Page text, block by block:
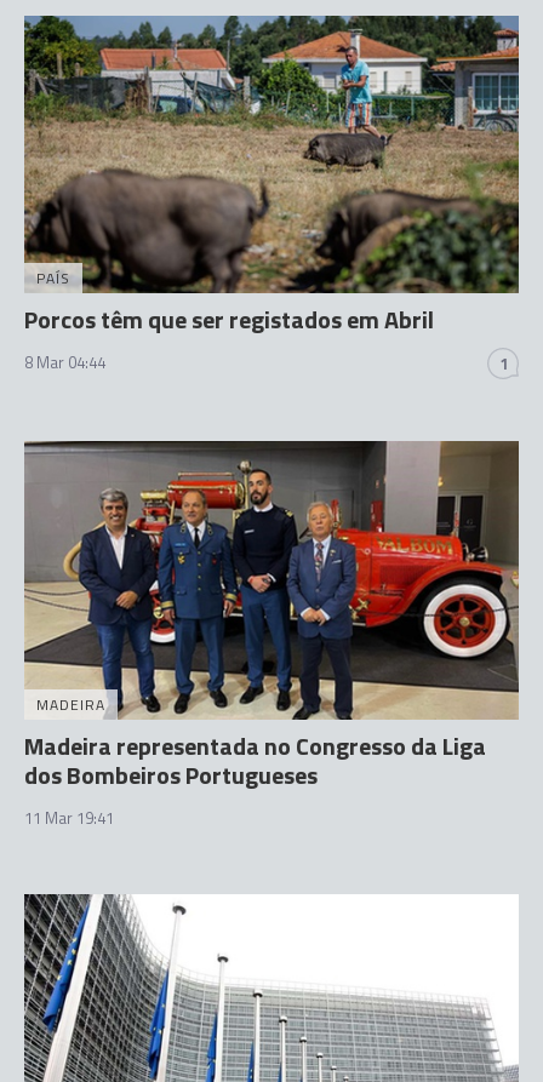
PAÍS
Porcos têm que ser registados em Abril
8 Mar 04:44 1
MADEIRA
Madeira representada no Congresso da Liga
dos Bombeiros Portugueses
11 Mar 19:41